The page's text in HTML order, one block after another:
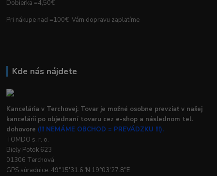
Dobierka =4,50€
Pri nákupe nad =100€ Vám dopravu zaplatíme
Kde nás nájdete
Kancelária v Terchovej: Tovar je možné osobne prevziať v našej
kancelárii po objednaní tovaru cez e-shop a následnom tel.
dohovore (!!! NEMÁME OBCHOD = PREVÁDZKU !!!).
TOMDO s. r. o.
Biely Potok 623
01306 Terchová
GPS súradnice: 49°15'31.6"N 19°03'27.8"E